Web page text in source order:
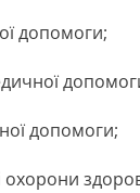
допомоги;
допомоги;
охорони